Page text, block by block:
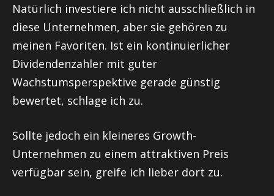
Natürlich investiere ich nicht ausschließlich in
diese Unternehmen, aber sie gehören zu
meinen Favoriten. Ist ein kontinuierlicher
Dividendenzahler mit guter
Wachstumsperspektive gerade günstig
bewertet, schlage ich zu.
Sollte jedoch ein kleineres Growth-
Unternehmen zu einem attraktiven Preis
verfügbar sein, greife ich lieber dort zu.